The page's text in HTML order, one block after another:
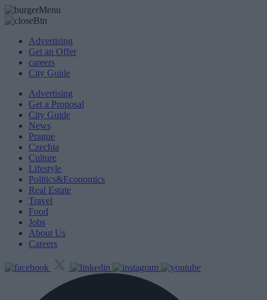
Advertising
Get an Offer
careers
City Guide
Advertising
Get a Proposal
City Guide
News
Prague
Czechia
Culture
Lifestyle
Politics&Economics
Real Estate
Travel
Food
Jobs
About Us
Careers